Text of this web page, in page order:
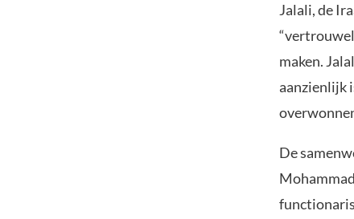
Jalali, de
maken.
aanzienlijk
De